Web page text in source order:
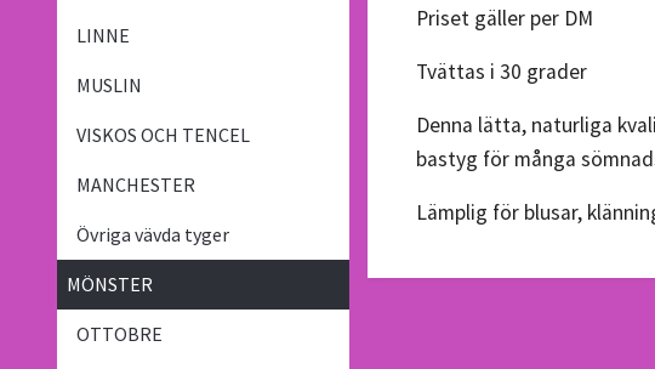
LINNE
MUSLIN
VISKOS OCH TENCEL
MANCHESTER
Övriga vävda tyger
MÖNSTER
OTTOBRE
Priset gäller per DM
Tvättas i 30 grader
Denna lätta, naturliga
bastyg för många
Lämplig för blusar,